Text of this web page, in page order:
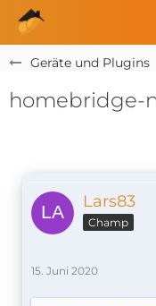
Geräte und Plugins
homebridge-
Lars83
Champ
15. Juni 2020